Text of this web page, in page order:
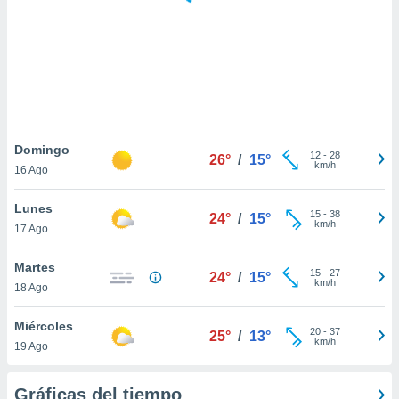
similares
como
sitio
de
traten tus
en
interés
su
Domingo
16 Ago
26° / 15° 12- 28
km/h
Lunes
17 Ago
24° / 15° 15- 38
km/h
Martes
18 Ago
24° / 15° 15- 27
km/h
Miércoles
19 Ago
25° / 13° 20- 37
km/h
Gráficas del tiempo